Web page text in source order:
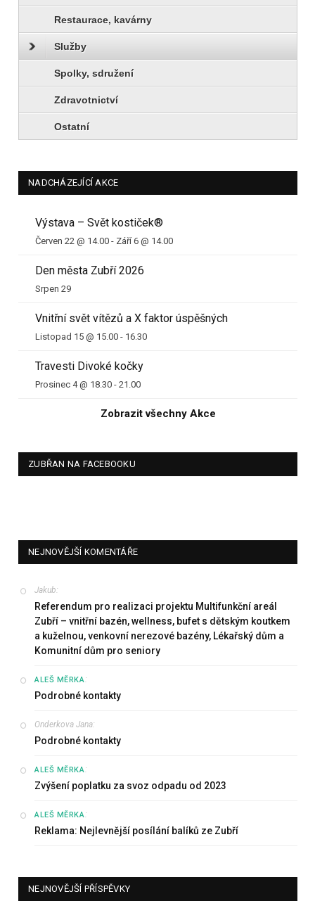
Restaurace, kavárny
Služby
Spolky, sdružení
Zdravotnictví
Ostatní
NADCHÁZEJÍCÍ AKCE
Výstava – Svět kostiček®
Červen 22 @ 14.00 - Září 6 @ 14.00
Den města Zubří 2026
Srpen 29
Vnitřní svět vítězů a X faktor úspěšných
Listopad 15 @ 15.00 - 16.30
Travesti Divoké kočky
Prosinec 4 @ 18.30 - 21.00
Zobrazit všechny Akce
ZUBŘAN NA FACEBOOKU
NEJNOVĚJŠÍ KOMENTÁŘE
Jakub:
Referendum pro realizaci projektu Multifunkční areál
Zubří – vnitřní bazén, wellness, bufet s dětským koutkem
a kuželnou, venkovní nerezové bazény, Lékařský dům a
Komunitní dům pro seniory
ALEŠ MĚRKA:
Podrobné kontakty
Onderkova Jana:
Podrobné kontakty
ALEŠ MĚRKA:
Zvýšení poplatku za svoz odpadu od 2023
ALEŠ MĚRKA:
Reklama: Nejlevnější posílání balíků ze Zubří
NEJNOVĚJŠÍ PŘÍSPĚVKY